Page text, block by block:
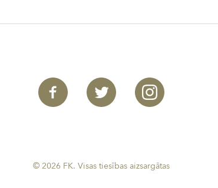
© 2026 FK. Visas tiesības aizsargātas